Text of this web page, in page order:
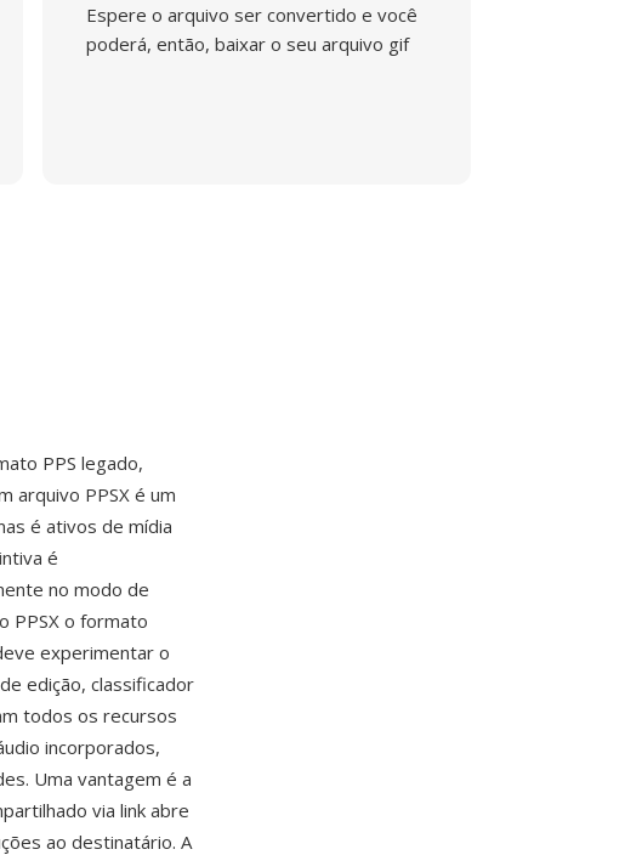
Espere o arquivo ser convertido e você
poderá, então, baixar o seu arquivo gif
PPS legado,
arquivo PPSX é um
é ativos de mídia
é
no modo de
PPSX o formato
experimentar o
edição, classificador
todos os recursos
incorporados,
Uma vantagem é a
via link abre
ao destinatário. A